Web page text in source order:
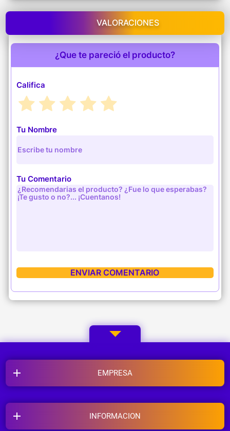
VALORACIONES
¿Que te pareció el producto?
Califica
Tu Nombre
Tu Comentario
EMPRESA
INFORMACION